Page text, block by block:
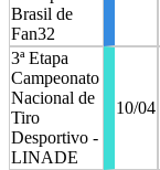
Brasil de
Fan32
3ª Etapa
Campeonato
Nacional de
Tiro
Desportivo -
LINADE
10/04